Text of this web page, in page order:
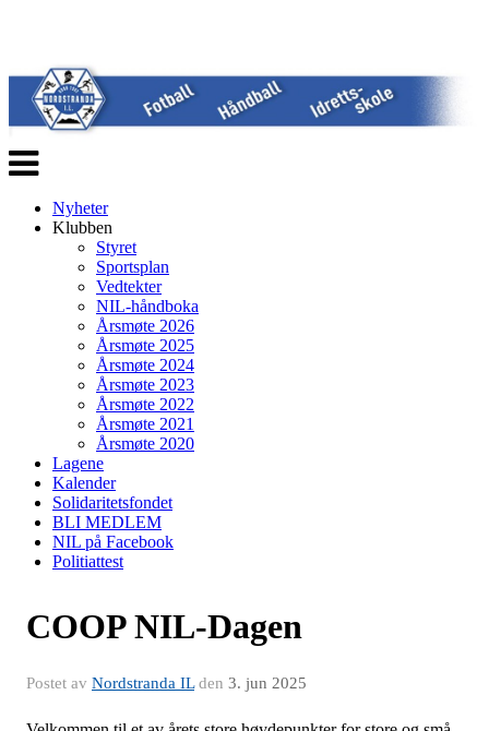
Veksle
navigasjon
Nyheter
Klubben
Styret
Sportsplan
Vedtekter
NIL-håndboka
Årsmøte 2026
Årsmøte 2025
Årsmøte 2024
Årsmøte 2023
Årsmøte 2022
Årsmøte 2021
Årsmøte 2020
Lagene
Kalender
Solidaritetsfondet
BLI MEDLEM
NIL på Facebook
Politiattest
COOP NIL-Dagen
Postet av Nordstranda ILden 3. jun 2025